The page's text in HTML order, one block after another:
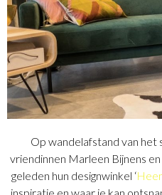
Op wandelafstand van het
vriendinnen Marleen Bijnens
geleden hun designwinkel ‘